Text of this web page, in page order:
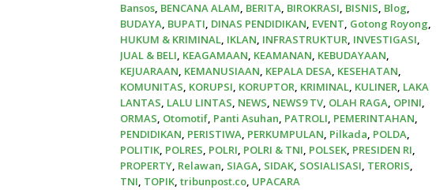
Bansos, BENCANA ALAM, BERITA, BIROKRASI, BISNIS, Blog,
BUDAYA, BUPATI, DINAS PENDIDIKAN, EVENT, Gotong Royong,
HUKUM & KRIMINAL, IKLAN, INFRASTRUKTUR, INVESTIGASI,
JUAL & BELI, KEAGAMAAN, KEAMANAN, KEBUDAYAAN,
KEJUARAAN, KEMANUSIAAN, KEPALA DESA, KESEHATAN,
KOMUNITAS, KORUPSI, KORUPTOR, KRIMINAL, KULINER, LAKA
LANTAS, LALU LINTAS, NEWS, NEWS9 TV, OLAH RAGA, OPINI,
ORMAS, Otomotif, Panti Asuhan, PATROLI, PEMERINTAHAN,
PENDIDIKAN, PERISTIWA, PERKUMPULAN, Pilkada, POLDA,
POLITIK, POLRES, POLRI, POLRI & TNI, POLSEK, PRESIDEN RI,
PROPERTY, Relawan, SIAGA, SIDAK, SOSIALISASI, TERORIS,
TNI, TOPIK, tribunpost.co, UPACARA